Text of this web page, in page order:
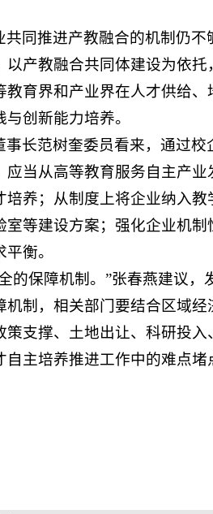
同推进产教融合的机制仍
产教融合共同体建设为依
育界和产业界在人才供给
创新能力培养。
长范树奎委员看来，通过
当从高等教育服务自主产
养；从制度上将企业纳入
等建设方案；强化企业机
衡。
的保障机制。”张春燕建议
制，相关部门要结合区域
支撑、土地出让、科研投
主培养推进工作中的难点